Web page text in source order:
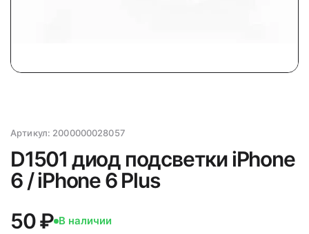
Артикул: 2000000028057
D1501 диод подсветки iPhone
6 / iPhone 6 Plus
50 ₽ В наличии